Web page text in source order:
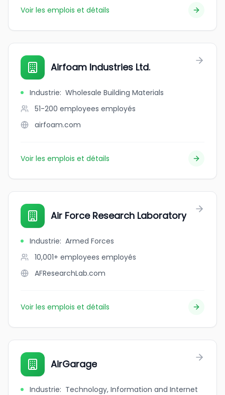
Voir les emplois et détails
Airfoam Industries Ltd.
Industrie: Wholesale Building Materials
51-200 employees employés
airfoam.com
Voir les emplois et détails
Air Force Research Laboratory
Industrie: Armed Forces
10,001+ employees employés
AFResearchLab.com
Voir les emplois et détails
AirGarage
Industrie: Technology, Information and Internet